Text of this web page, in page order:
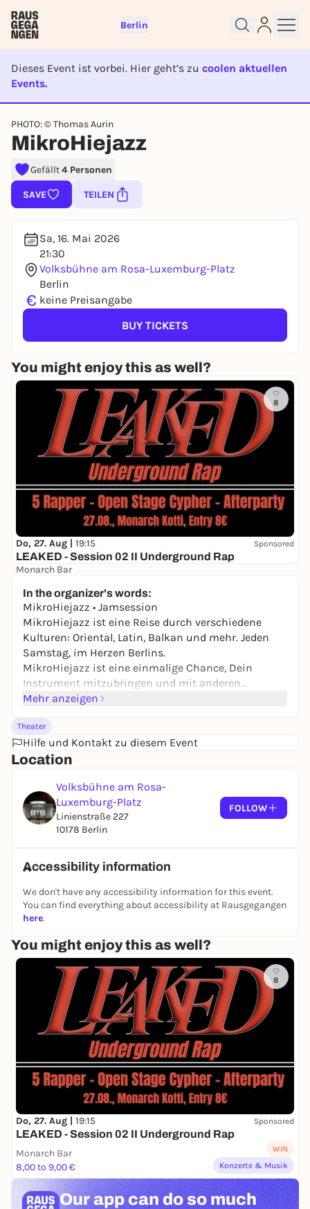
Berlin
Dieses Event ist vorbei. Hier geht’s zu coolen aktuellen
Events.
EVENT IST BEENDET
PHOTO: © Thomas Aurin
MikroHiejazz
Gefällt4 Personen
SAVE TEILEN
Sa, 16. Mai 2026
21:30
Volksbühne am Rosa-Luxemburg-Platz
Berlin
€ keine Preisangabe
BUY TICKETS
You might enjoy this as well?
8
Do, 27. Aug | 19:15 Sponsored
LEAKED - Session 02 II Underground Rap
Monarch Bar
In the organizer's words:
MikroHiejazz • Jamsession
MikroHiejazz ist eine Reise durch verschiedene
Kulturen: Oriental, Latin, Balkan und mehr. Jeden
Samstag, im Herzen Berlins.
MikroHiejazz ist eine einmalige Chance, Dein
Instrument mitzubringen und mit anderen
zusammenzukommen, um unsere Liebe für Musik
Nimm Dein Instrument oder gute Vibes mit und
teile mit uns die Liebe für Musik!
Für mehr Informationen gibt es immer Updates auf
• Instagram-Fotos und –Videos
Haltestelle: Grüner Salon, Rosa-Luxemburg-Platz 2,
10178 Berlin
22:00: Live-Musik Jam-Session
Eintritt: 10€
Ermäßigt: 5€
Musiker*innen mit Instrument: 5€
Jede*r ist willkommen.
Verpasse die Reise nicht!
Gastgeber*innen der Veranstaltung: RomaTrial &
SumSum & Wesam Karema
Mehr anzeigen
Theater
Hilfe und Kontakt zu diesem Event
Location
Volksbühne am Rosa-
Luxemburg-Platz
Linienstraße 227
10178 Berlin
FOLLOW
Accessibility information
We don't have any accessibility information for this event.
You can find everything about accessibility at Rausgegangen
here.
You might enjoy this as well?
8
Do, 27. Aug | 19:15 Sponsored
LEAKED - Session 02 II Underground Rap
Monarch Bar
8,00 to 9,00 €
WIN
Konzerte & Musik
Our app can do so much
Sign up for free and get started
right away
To like events, follow pages, or participate in
lotteries, you need a free Rausgegangen account.
REGISTER FOR FREE NOW
You already have an account?